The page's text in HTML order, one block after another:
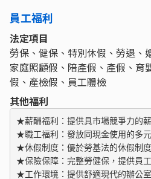
員工福利
法定項目
勞保、健保、特別休假、勞退、
家庭照顧假、陪產假、產假、育
假、產檢假、員工體檢
其他福利
★薪酬福利：提供具市場競爭力的
★職工福利：發放同現金使用的多
★休假制度：優於勞基法的休假制
★保險保障：完整勞健保，提供員
★工作環境：提供舒適現代的辦公